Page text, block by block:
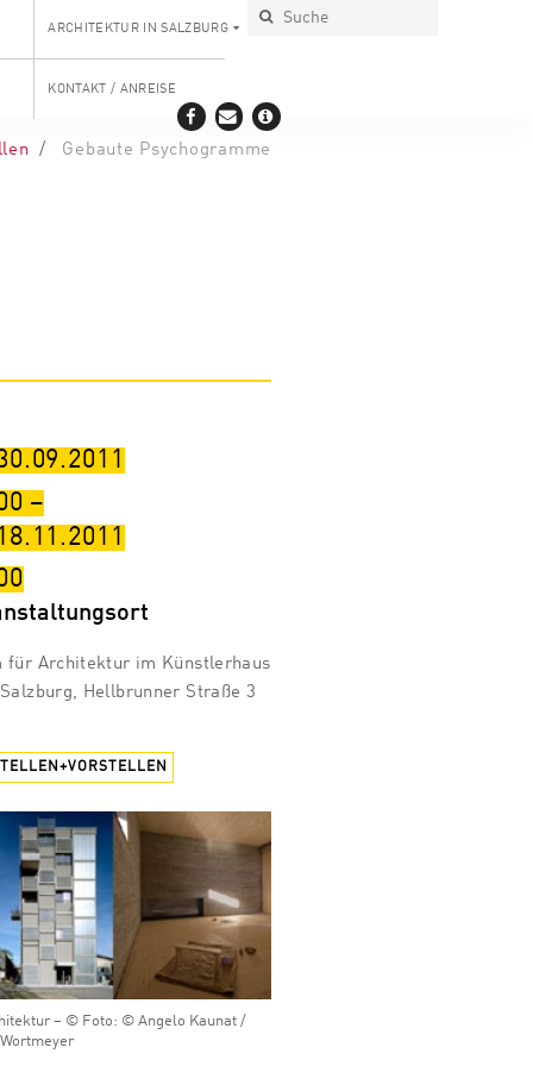
ARCHITEKTUR IN SALZBURG
KONTAKT / ANREISE
Gebaute Psychogramme
–
für Architektur im Künstlerhaus
Hellbrunner Straße 3
– © Foto: © Angelo Kaunat /